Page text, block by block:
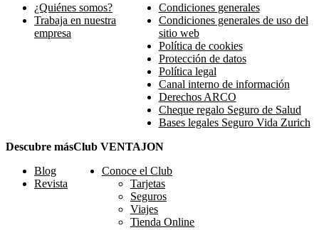
¿Quiénes somos?
Trabaja en nuestra
empresa
Condiciones generales
Condiciones generales de uso del
sitio web
Política de cookies
Protección de datos
Política legal
Canal interno de información
Derechos ARCO
Cheque regalo Seguro de Salud
Bases legales Seguro Vida Zurich
Descubre más
Blog
Revista
Club VENTAJON
Conoce el Club
Tarjetas
Seguros
Viajes
Tienda Online